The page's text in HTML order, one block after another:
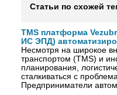
Статьи по схожей
TMS платформа
ИС ЭПД)
Несмотря на широкое
транспортом (TMS) и
планирования,
сталкиваться с
Предприниматели